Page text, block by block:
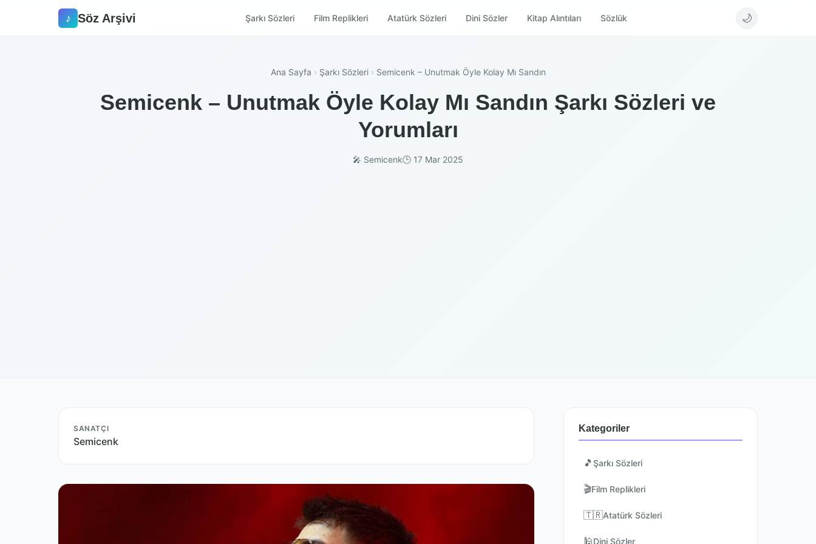
♪ Söz Arşivi Şarkı Sözleri Film Replikleri Atatürk Sözleri Dini Sözler Kitap Alıntıları Sözlük 🌙
Ana Sayfa › Şarkı Sözleri › Semicenk – Unutmak Öyle Kolay Mı Sandın
Semicenk – Unutmak Öyle Kolay Mı Sandın Şarkı Sözleri ve
Yorumları
🎤 Semicenk🕒 17 Mar 2025
SANATÇI
Semicenk
Kategoriler
🎵 Şarkı Sözleri
🎬Film Replikleri
🇹🇷Atatürk Sözleri
🕌Dini Sözler